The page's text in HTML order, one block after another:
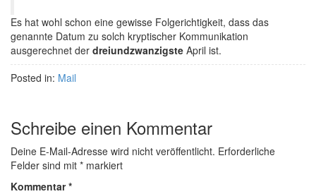
Es hat wohl schon eine gewisse Folgerichtigkeit, dass das
genannte Datum zu solch kryptischer Kommunikation
ausgerechnet der dreiundzwanzigste April ist.
Posted in: Mail
Schreibe einen Kommentar
Deine E-Mail-Adresse wird nicht veröffentlicht. Erforderliche
Felder sind mit * markiert
Kommentar*